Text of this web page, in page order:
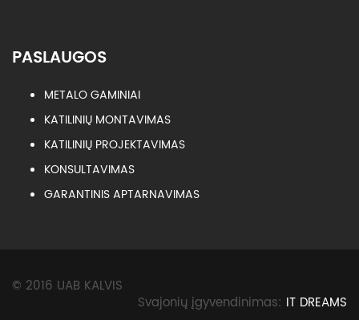
PASLAUGOS
METALO GAMINIAI
KATILINIŲ MONTAVIMAS
KATILINIŲ PROJEKTAVIMAS
KONSULTAVIMAS
GARANTINIS APTARNAVIMAS
© 2016 UAB KALVIS
Svajonių įgyvendinimas: IT DREAMS